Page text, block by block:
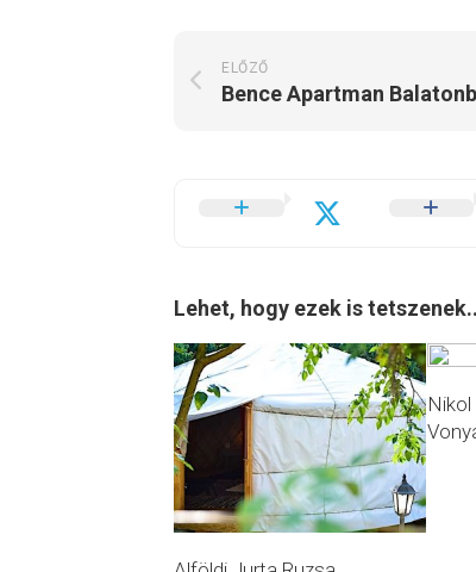
ELŐZŐ
Bence Apartman
Lehet, hogy ezek is